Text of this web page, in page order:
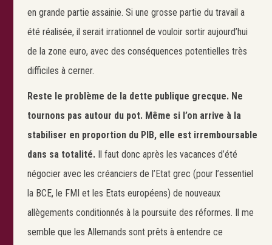
en grande partie assainie. Si une grosse partie du travail a
été réalisée, il serait irrationnel de vouloir sortir aujourd’hui
de la zone euro, avec des conséquences potentielles très
difficiles à cerner.
Reste le problème de la dette publique grecque. Ne
tournons pas autour du pot. Même si l’on arrive à la
stabiliser en proportion du PIB, elle est irremboursable
dans sa totalité.Il faut donc après les vacances d’été
négocier avec les créanciers de l’Etat grec (pour l’essentiel
la BCE, le FMI et les Etats européens) de nouveaux
allègements conditionnés à la poursuite des réformes. Il me
semble que les Allemands sont prêts à entendre ce